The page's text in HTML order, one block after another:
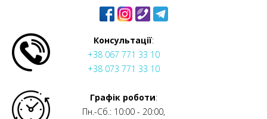
Консультації:
+38 067 771 33 10
+38 073 771 33 10
Графік роботи:
Пн.-Сб.: 10:00 - 20:00,